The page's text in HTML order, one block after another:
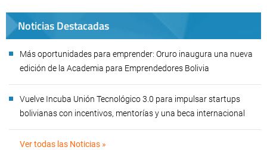
Noticias Destacadas
Más oportunidades para emprender: Oruro inaugura una nueva
edición de la Academia para Emprendedores Bolivia
Vuelve Incuba Unión Tecnológico 3.0 para impulsar startups
bolivianas con incentivos, mentorías y una beca internacional
Ver todas las Noticias »